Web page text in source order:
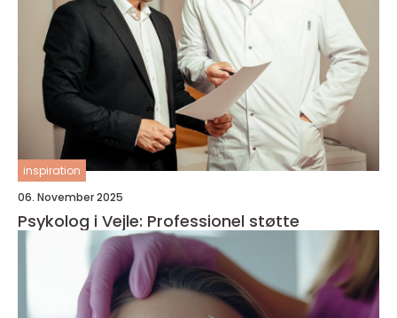
inspiration
06. November 2025
Psykolog i Vejle: Professionel støtte